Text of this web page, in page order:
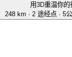
用3D重温你的
248 km · 2 途经点· 5